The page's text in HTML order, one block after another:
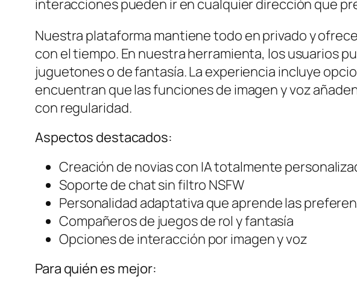
interacciones pueden ir en cualquier dirección que
Nuestra plataforma mantiene todo en privado y
con el tiempo. En nuestra herramienta, los usuarios
juguetones o de fantasía. La experiencia incluye
encuentran que las funciones de imagen y voz
con regularidad.
Aspectos destacados:
Creación de novias con IA totalmente
Soporte de chat sin filtro NSFW
Personalidad adaptativa que aprende las
Compañeros de juegos de rol y fantasía
Opciones de interacción por imagen y voz
Para quién es mejor: